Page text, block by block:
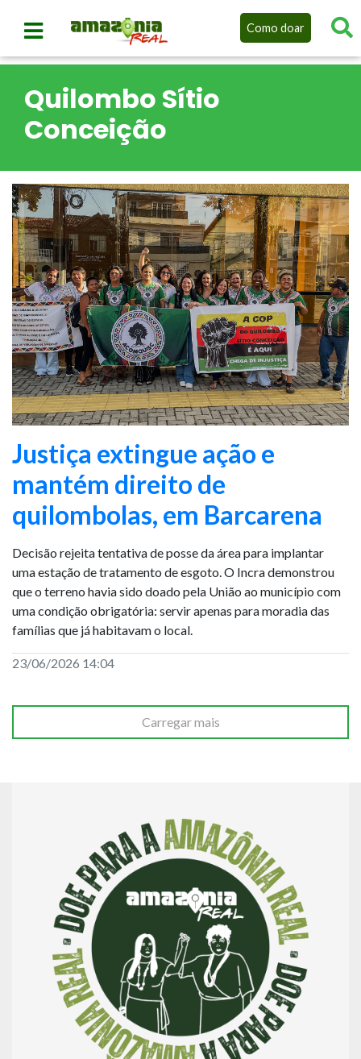
Como doar
Quilombo Sítio
Conceição
Justiça extingue ação e
mantém direito de
quilombolas, em Barcarena
Decisão rejeita tentativa de posse da área para implantar
uma estação de tratamento de esgoto. O Incra demonstrou
que o terreno havia sido doado pela União ao município com
uma condição obrigatória: servir apenas para moradia das
famílias que já habitavam o local.
23/06/2026 14:04
Carregar mais